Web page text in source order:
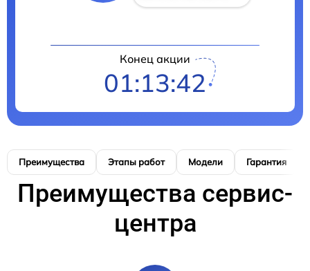
Конец акции
01:13:41
Преимущества Этапы работ Модели Гарантия
Преимущества сервис-
центра